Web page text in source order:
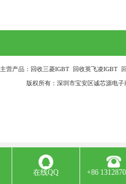
主营产品：回收三菱IGBT 回收英飞凌IGBT
版权所有：深圳市宝安区诚芯源电子
在线QQ +86